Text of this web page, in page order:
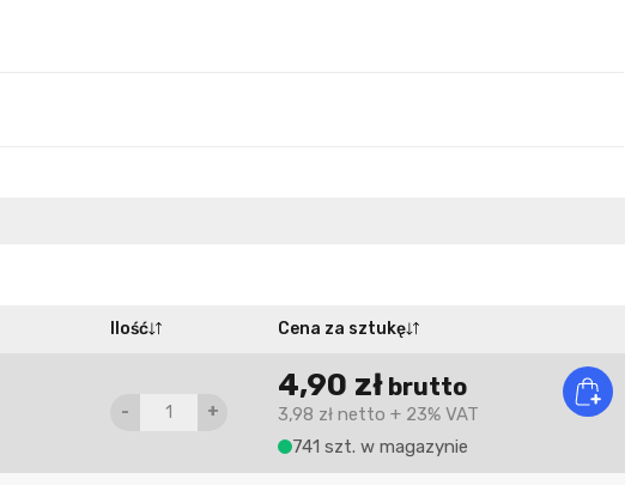
Ilość Cena za sztukę
- +
4,90 zł brutto
3,98 zł netto + 23% VAT
741 szt. w magazynie